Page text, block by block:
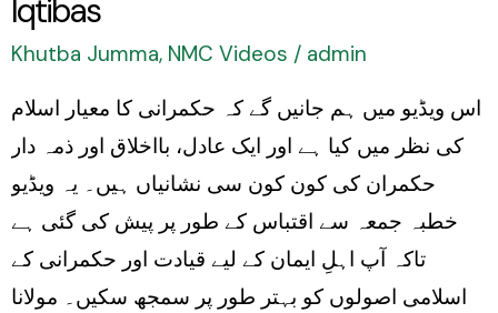
Iqtibas
Khutba Jumma, NMC Videos / admin
اس ویڈیو میں ہم جانیں گے کہ حکمرانی کا معیار اسلام
کی نظر میں کیا ہے اور ایک عادل، بااخلاق اور ذمہ دار
حکمران کی کون کون سی نشانیاں ہیں۔ یہ ویڈیو
خطبہ جمعہ سے اقتباس کے طور پر پیش کی گئی ہے
تاکہ آپ اہلِ ایمان کے لیے قیادت اور حکمرانی کے
اسلامی اصولوں کو بہتر طور پر سمجھ سکیں۔ مولانا
Iqtibas